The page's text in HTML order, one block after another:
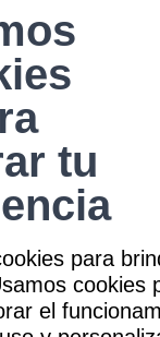
tu
para
cookies
el
padres, nos
de cómo será
y frustrante
que
autoridad, no
nuestras
solemos
nuestros hijos
cierto en
que
opiniones,
su
cuán